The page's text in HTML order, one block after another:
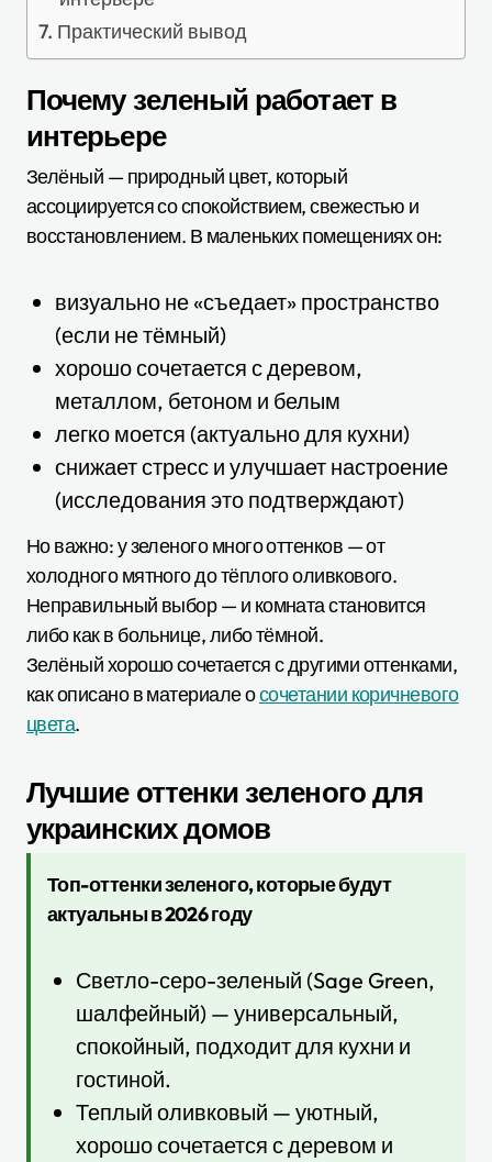
Практический вывод
Почему зеленый работает в
интерьере
Зелёный — природный цвет, который
ассоциируется со спокойствием, свежестью и
восстановлением. В маленьких помещениях он:
визуально не «съедает» пространство
(если не тёмный)
хорошо сочетается с деревом,
металлом, бетоном и белым
легко моется (актуально для кухни)
снижает стресс и улучшает настроение
(исследования это подтверждают)
Но важно: у зеленого много оттенков — от
холодного мятного до тёплого оливкового.
Неправильный выбор — и комната становится
либо как в больнице, либо тёмной.
Зелёный хорошо сочетается с другими оттенками,
как описано в материале осочетании коричневого
цвета.
Лучшие оттенки зеленого для
украинских домов
Топ-оттенки зеленого, которые будут
актуальны в 2026 году
Светло-серо-зеленый (Sage Green,
шалфейный) — универсальный,
спокойный, подходит для кухни и
гостиной.
Теплый оливковый — уютный,
хорошо сочетается с деревом и